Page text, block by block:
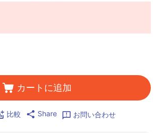
カートに追加
比較 Share お問い合わせ